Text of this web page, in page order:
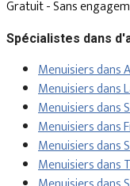
Gratuit - Sans
Spécialistes dans
Menuisiers dans
Menuisiers dans
Menuisiers dans
Menuisiers dans
Menuisiers dans
Menuisiers dans